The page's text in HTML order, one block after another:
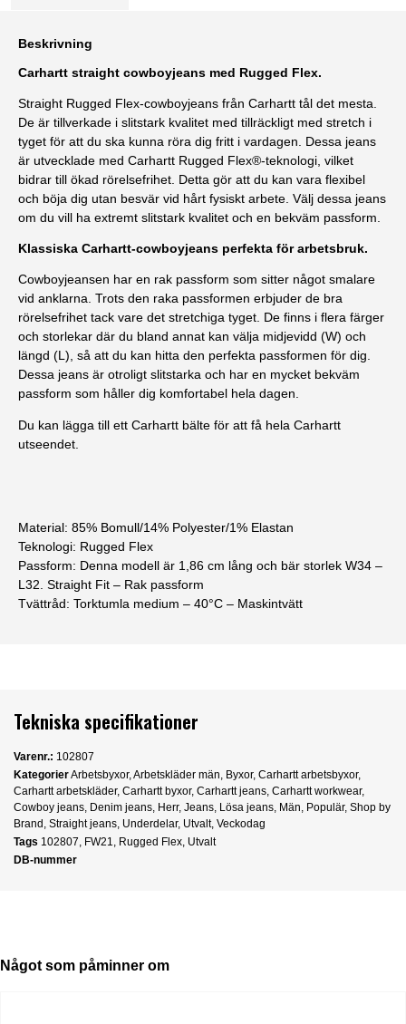
Beskrivning
Carhartt straight cowboyjeans med Rugged Flex.
Straight Rugged Flex-cowboyjeans från Carhartt tål det mesta.
De är tillverkade i slitstark kvalitet med tillräckligt med stretch i
tyget för att du ska kunna röra dig fritt i vardagen. Dessa jeans
är utvecklade med Carhartt Rugged Flex®-teknologi, vilket
bidrar till ökad rörelsefrihet. Detta gör att du kan vara flexibel
och böja dig utan besvär vid hårt fysiskt arbete. Välj dessa jeans
om du vill ha extremt slitstark kvalitet och en bekväm passform.
Klassiska Carhartt-cowboyjeans perfekta för arbetsbruk.
Cowboyjeansen har en rak passform som sitter något smalare
vid anklarna. Trots den raka passformen erbjuder de bra
rörelsefrihet tack vare det stretchiga tyget. De finns i flera färger
och storlekar där du bland annat kan välja midjevidd (W) och
längd (L), så att du kan hitta den perfekta passformen för dig.
Dessa jeans är otroligt slitstarka och har en mycket bekväm
passform som håller dig komfortabel hela dagen.
Du kan lägga till ett Carhartt bälte för att få hela Carhartt
utseendet.
Material: 85% Bomull/14% Polyester/1% Elastan
Teknologi: Rugged Flex
Passform: Denna modell är 1,86 cm lång och bär storlek W34 –
L32. Straight Fit – Rak passform
Tvättråd: Torktumla medium – 40°C – Maskintvätt
Tekniska specifikationer
Varenr.: 102807
KategorierArbetsbyxor,Arbetskläder män, Byxor, Carhartt arbetsbyxor,
Carhartt arbetskläder, Carhartt byxor, Carhartt jeans, Carhartt workwear,
Cowboy jeans, Denim jeans, Herr, Jeans, Lösa jeans, Män, Populär, Shop by
Brand , Straight jeans, Underdelar, Utvalt, Veckodag
Tags 102807, FW21, Rugged Flex, Utvalt
DB-nummer
Något som påminner om